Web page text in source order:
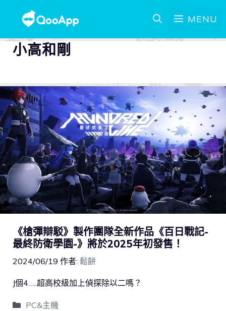
MENU
小高和剛
《槍彈辯駁》製作團隊全新作品《百日戰記-
最終防衛學園-》將於2025年初發售！
2024/06/19 作者: 鬆餅
J個4…..超高校級加上偵探除以二嗎？
PC&主機